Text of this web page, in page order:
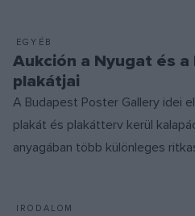
EGYÉB
Aukción a Nyugat és
plakátjai
A Budapest Poster Gallery idei
plakát és plakátterv kerül
anyagában több különleges
IRODALOM